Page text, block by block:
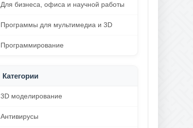
Для бизнеса, офиса и научной работы
Программы для мультимедиа и 3D
Программирование
Категории
3D моделирование
Антивирусы